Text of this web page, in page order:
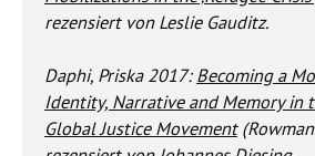
rezensiert von Leslie Gauditz.
Daphi, Priska 2017:Becoming a
Identity, Narrative and Memory in
Global Justice Movement